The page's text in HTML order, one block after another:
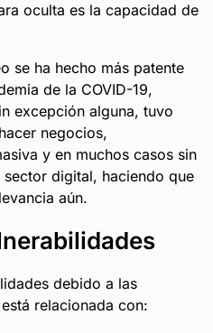
oculta es la capacidad de
se ha hecho más patente
de la COVID-19,
excepción alguna, tuvo
negocios,
y en muchos casos sin
digital, haciendo que
aún.
debido a las
relacionada con: